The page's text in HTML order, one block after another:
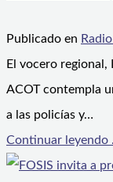
Publicado en
El vocero
ACOT contempla
a las policías y…
Continuar leyendo